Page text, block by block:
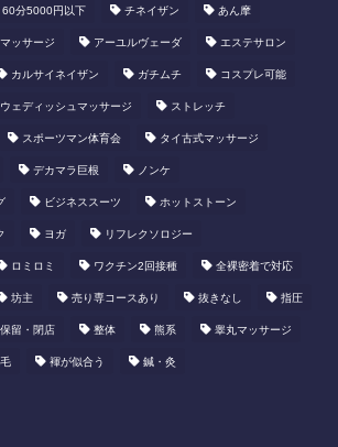
60分5000円以下 ​チネイザン あん摩
ッサージ アーユルヴェーダ エステサロン
カルサイネイザン ガチムチ コスプレ可能
ェディッシュマッサージ ストレッチ
スポーツマン体育会 タイ古式マッサージ
デカマラ巨根 ノンケ
ビジネススーツ ホットストーン
ヨガ リフレクソロジー
ロミロミ ワクチン2回接種 全裸密着で対応
坊主 売り専コースあり 抜きなし 指圧
留・閉店 整体 熊系 睾丸マッサージ
褌が似合う 鍼・灸